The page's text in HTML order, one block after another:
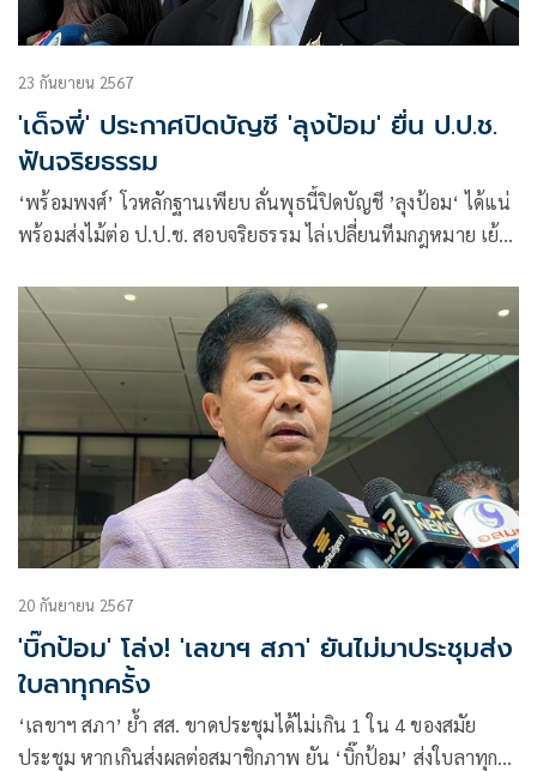
23 กันยายน 2567
'เด็จพี่' ประกาศปิดบัญชี 'ลุงป้อม' ยื่น ป.ป.ช.
ฟันจริยธรรม
‘พร้อมพงศ์’ โวหลักฐานเพียบ ลั่นพุธนี้ปิดบัญชี ’ลุงป้อม‘ ได้แน่
พร้อมส่งไม้ต่อ ป.ป.ช. สอบจริยธรรม ไล่เปลี่ยนทีมกฎหมาย เย้ย
20 กันยายน 2567
'บิ๊กป้อม' โล่ง! 'เลขาฯ สภา' ยันไม่มาประชุมส่ง
ใบลาทุกครั้ง
‘เลขาฯ สภา’ ย้ำ สส. ขาดประชุมได้ไม่เกิน 1 ใน 4 ของสมัย
ประชุม หากเกินส่งผลต่อสมาชิกภาพ ยัน ‘บิ๊กป้อม’ ส่งใบลาทุก